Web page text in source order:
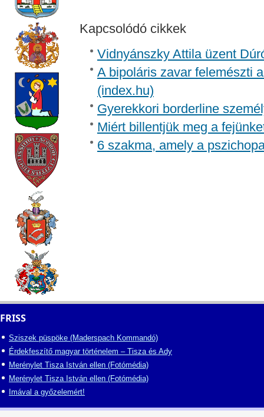
Kapcsolódó cikkek
Vidnyánszky Attila üzent
A bipoláris zavar felemészti
(index.hu)
Gyerekkori borderline
Miért billentjük meg a
6 szakma, amely a
FRISS
Sziszek püspöke (Maderspach Kommandó)
Érdekfeszítő magyar történelem – Tisza és Ady
Merénylet Tisza István ellen (Fotómédia)
Merénylet Tisza István ellen (Fotómédia)
Imával a győzelemért!